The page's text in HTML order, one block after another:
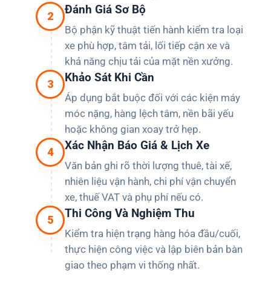
2 Đánh Giá Sơ Bộ
Bộ phận kỹ thuật tiến hành kiểm tra loại
xe phù hợp, tâm tải, lối tiếp cận xe và
khả năng chịu tải của mặt nền xưởng.
3 Khảo Sát Khi Cần
Áp dụng bắt buộc đối với các kiện máy
móc nặng, hàng lệch tâm, nền bãi yếu
hoặc không gian xoay trở hẹp.
4 Xác Nhận Báo Giá & Lịch Xe
Văn bản ghi rõ thời lượng thuê, tài xế,
nhiên liệu vận hành, chi phí vận chuyển
xe, thuế VAT và phụ phí nếu có.
5 Thi Công Và Nghiệm Thu
Kiểm tra hiện trạng hàng hóa đầu/cuối,
thực hiện công việc và lập biên bản bàn
giao theo phạm vi thống nhất.